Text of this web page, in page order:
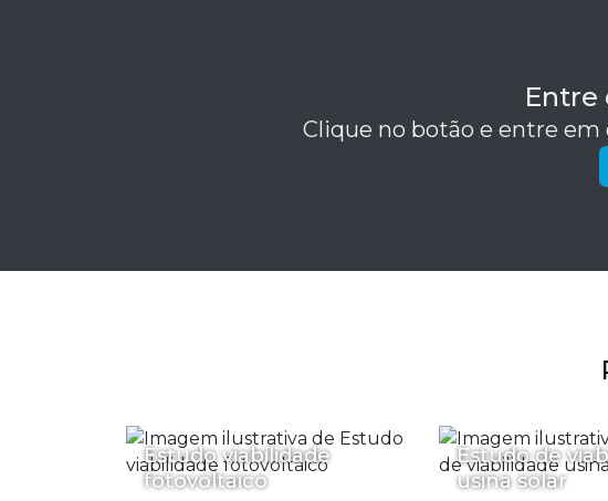
Entre
Clique no botão e entre
Estudo viabilidade
fotovoltaico
Estudo de
usina solar